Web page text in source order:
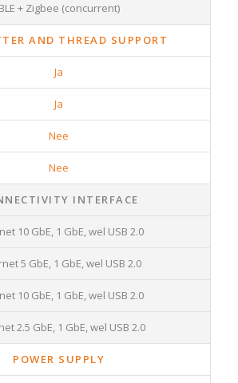
BLE + Zigbee (concurrent)
AND THREAD SUPPORT
Ja
Ja
Nee
Nee
INTERFACE
10 GbE, 1 GbE, wel USB 2.0
5 GbE, 1 GbE, wel USB 2.0
10 GbE, 1 GbE, wel USB 2.0
2.5 GbE, 1 GbE, wel USB 2.0
POWER SUPPLY